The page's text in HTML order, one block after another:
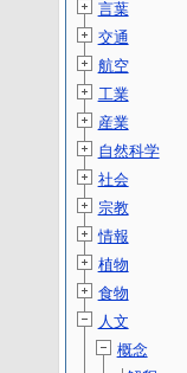
言葉
交通
航空
工業
産業
自然科学
社会
宗教
情報
植物
食物
人文
概念